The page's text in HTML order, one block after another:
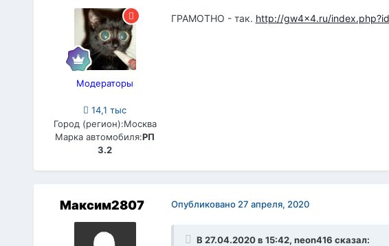
Модераторы
14,1 тыс
Город (регион):Москва
Марка автомобиля:РП
3.2
ГРАМОТНО - так. http://gw4x4.ru/
Максим2807 Опубликовано 27 апреля, 2020
В 27.04.2020 в 15:42, neon416 сказал: